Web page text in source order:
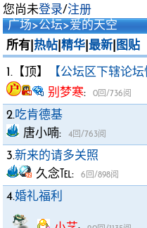
您尚未登录/注册
广场>公坛>爱的天空
所有| 热帖 精华 最新 图贴
1.【顶】
【公坛区下辖论坛
别梦寒: 0回/736阅
2.吃肯德基
唐小喃: 4回/763阅
3.新来的请多关照
久念℡: 6回/898阅
4.婚礼福利